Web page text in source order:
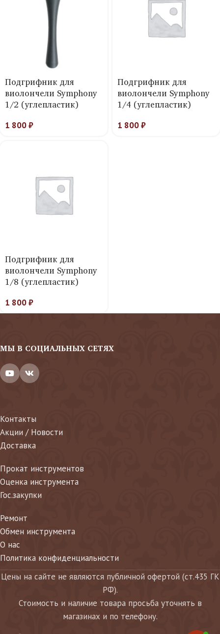
Подгрифник для
виолончели Symphony
1/2 (углепластик)
1 800₽
Подгрифник для
виолончели Symphony
1/4 (углепластик)
1 800₽
Подгрифник для
виолончели Symphony
1/8 (углепластик)
1 800₽
МЫ В СОЦИАЛЬНЫХ СЕТЯХ
Контакты
Акции / Новости
Доставка
Прокат инструментов
Оценка инструмента
Гос.закупки
Ремонт
Обмен инструмента
О нас
Политика конфиденциальности
Цены на сайте не являются публичной офертой (ст.435 ГК
РФ).
Стоимость и наличие товара просьба уточнять в
магазинах и по телефону.